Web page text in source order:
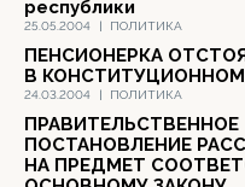
25.05.2004 | ПОЛИТИКА
республики
24.03.2004 | ПОЛИТИКА
ПЕНСИОНЕРКА
В
ПРАВИТЕЛЬСТВЕННОЕ
ПОСТАНОВЛЕНИЕ
НА ПРЕДМЕТ